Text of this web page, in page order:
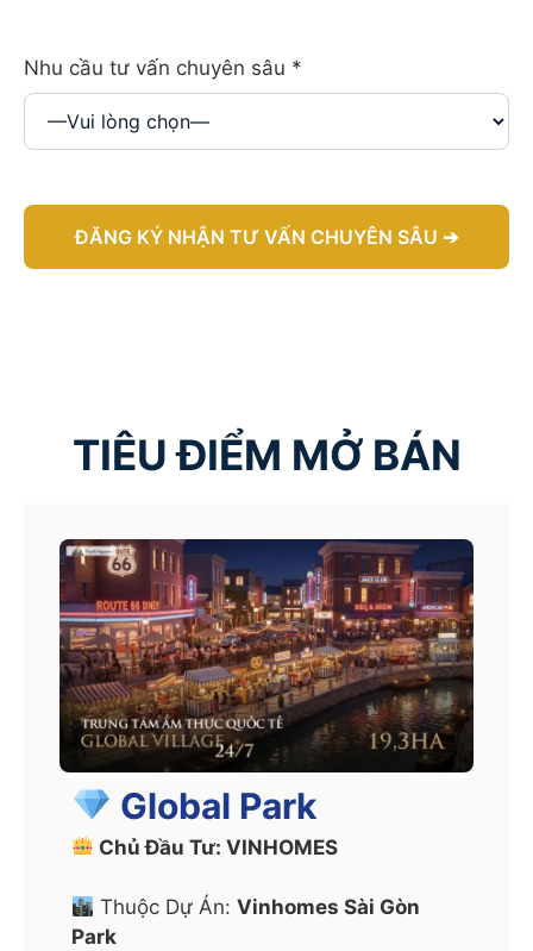
Nhu cầu tư vấn chuyên sâu *
TIÊU ĐIỂM MỞ BÁN
Global Park
Chủ Đầu Tư: VINHOMES
Thuộc Dự Án:Vinhomes Sài Gòn
Park